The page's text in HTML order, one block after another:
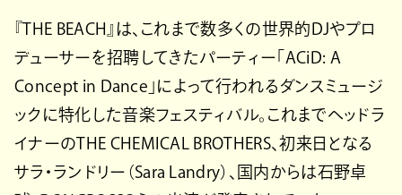
『THE BEACH』は、これまで数多くの世界的DJやプロ
デューサーを招聘してきたパーティー「ACiD: A
Concept in Dance」によって行われるダンスミュージ
ックに特化した音楽フェスティバル。これまでヘッドラ
イナーのTHE CHEMICAL BROTHERS、初来日となる
サラ・ランドリー（Sara Landry）、国内からは石野卓